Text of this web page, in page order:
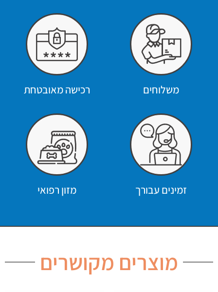
משלוחים רכישה מאובטחת
זמינים עבורך מזון רפואי
מוצרים מקושרים